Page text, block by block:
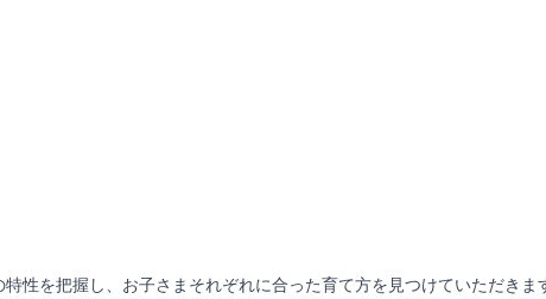
性を把握し、お子さまそれぞれに合った育て方を見つけていただきま